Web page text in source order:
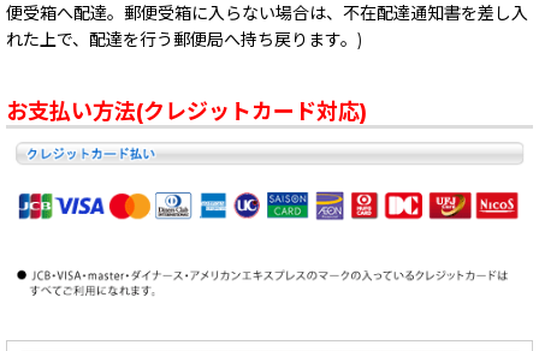
便受箱へ配達。郵便受箱に入らない場合は、不在配達通知書を差し入
れた上で、配達を行う郵便局へ持ち戻ります。)
お支払い方法(クレジットカード対応)